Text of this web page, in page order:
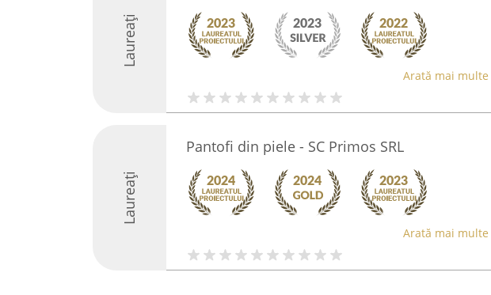
Laureați
Arată mai multe
Laureați
Pantofi din piele - SC Primos SRL
Arată mai multe